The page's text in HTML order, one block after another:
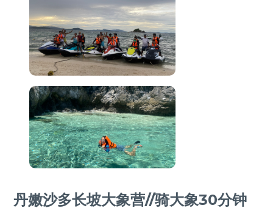
丹嫩沙多长坡大象营//骑大象30分钟